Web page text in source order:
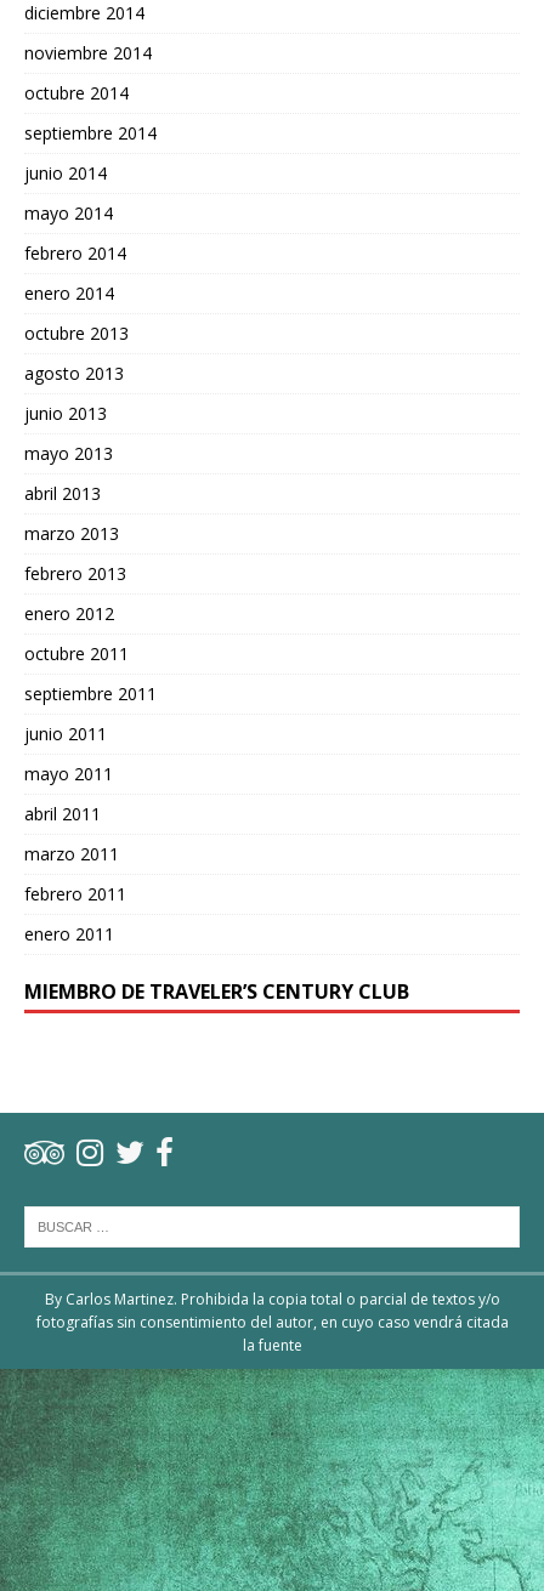
diciembre 2014
noviembre 2014
octubre 2014
septiembre 2014
junio 2014
mayo 2014
febrero 2014
enero 2014
octubre 2013
agosto 2013
junio 2013
mayo 2013
abril 2013
marzo 2013
febrero 2013
enero 2012
octubre 2011
septiembre 2011
junio 2011
mayo 2011
abril 2011
marzo 2011
febrero 2011
enero 2011
MIEMBRO DE TRAVELER’S CENTURY CLUB
By Carlos Martinez. Prohibida la copia total o parcial de textos y/o
fotografías sin consentimiento del autor, en cuyo caso vendrá citada
la fuente